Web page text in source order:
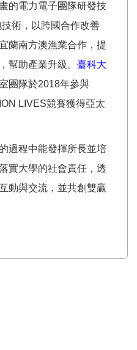
的電力電子團隊研發技
術，以跨國合作改善
蘭南方澳漁業合作，提
幫助產業升級。 臺科大
團隊於2018年參與
LIVES競賽獲得亞太
過程中能發揮所長並培
實大學的社會責任，透
動與交流，並共創雙贏